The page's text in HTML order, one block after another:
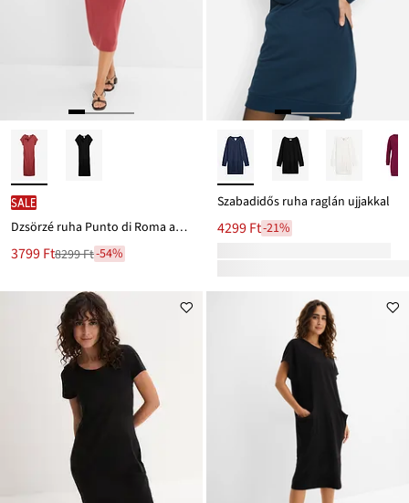
SALE
Dzsörzé ruha Punto di Roma anyagból
Új
3799 Ft
Leárazva
Ft-
8299 Ft-54%
Szabadidős ruha raglán ujjakkal
4299 Ft-21%